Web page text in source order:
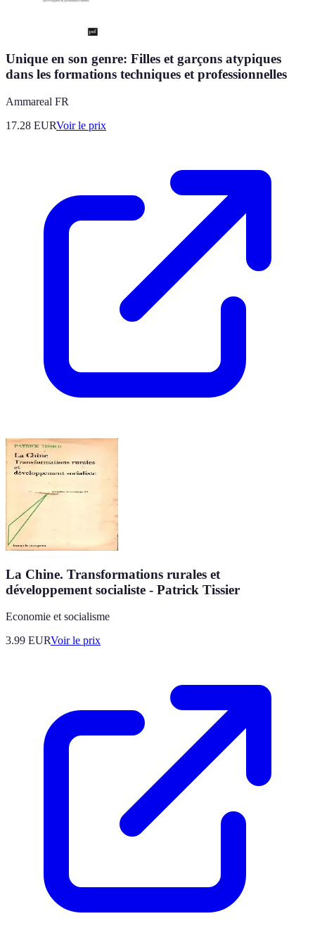
Unique en son genre: Filles et garçons atypiques
dans les formations techniques et professionnelles
Ammareal FR
17.28 EURVoir le prix
La Chine. Transformations rurales et
développement socialiste - Patrick Tissier
Economie et socialisme
3.99 EURVoir le prix